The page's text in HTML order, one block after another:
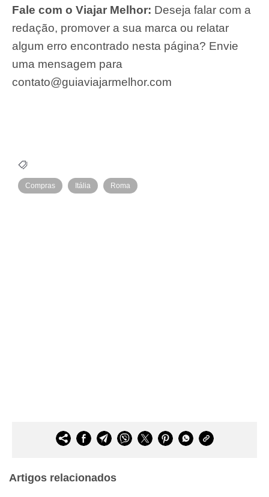
Fale com o Viajar Melhor: Deseja falar com a
redação, promover a sua marca ou relatar
algum erro encontrado nesta página? Envie
uma mensagem para
contato@guiaviajarmelhor.com
Compras Itália Roma
Artigos relacionados